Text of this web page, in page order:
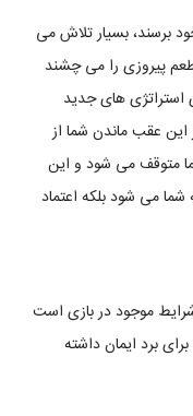
برسند، بسیار تلاش می
طعم پیروزی را می چشند
استراتژی های جدید
این عقب ماندن شما از
متوقف می شود و این
می شود بلکه اعتماد
موجود در بازی است
برد ایمان داشته